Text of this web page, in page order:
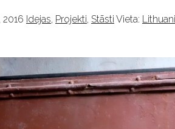
Idejas, Projekti, Stāsti Vieta: